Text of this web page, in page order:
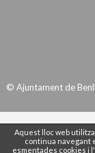
© Ajuntament de
Aquest lloc web
continua navegant
esmentades cookies i